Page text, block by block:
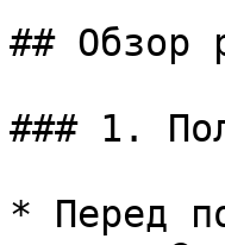
## Обзор
### 1.
* Перед